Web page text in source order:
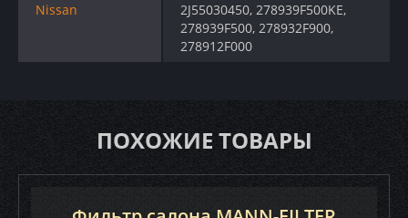
Nissan
2J55030450, 278939F500KE,
278939F500, 278932F900,
278912F000
ПОХОЖИЕ ТОВАРЫ